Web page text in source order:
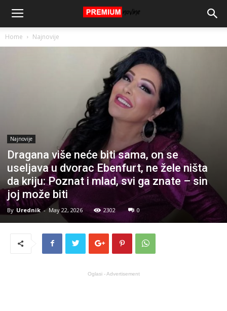
Home Najnovije
Najnovije
Dragana više neće biti sama, on se
useljava u dvorac Ebenfurt, ne žele ništa
da kriju: Poznat i mlad, svi ga znate – sin
joj može biti
By Urednik - May 22, 2026 2302 0
Oglasi - Advertisement